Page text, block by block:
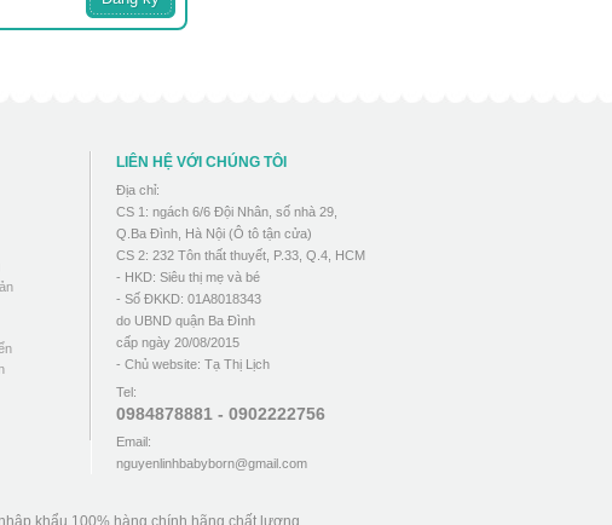
LIÊN HỆ VỚI CHÚNG TÔI
Địa chỉ:
CS 1: ngách 6/6 Đội Nhân, số nhà 29,
Q.Ba Đình, Hà Nội (Ô tô tận cửa)
CS 2: 232 Tôn thất thuyết, P.33, Q.4, HCM
- HKD: Siêu thị mẹ và bé
- Số ĐKKD: 01A8018343
do UBND quận Ba Đình
cấp ngày 20/08/2015
- Chủ website: Tạ Thị Lịch
Tel:
0984878881 - 0902222756
Email:
nguyenlinhbabyborn@gmail.com
khẩu 100% hàng chính hãng chất lượng